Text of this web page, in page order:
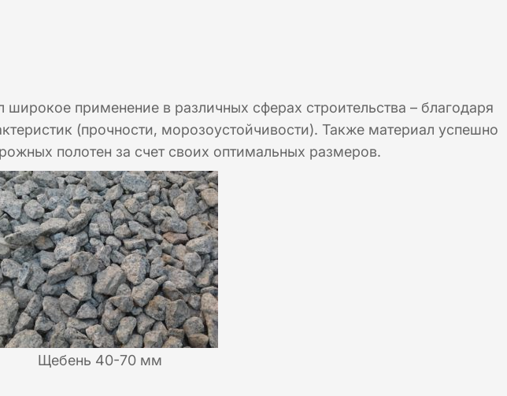
применение в различных сферах строительства – благодаря
(прочности, морозоустойчивости). Также материал успешно
полотен за счет своих оптимальных размеров.
Щебень 40-70 мм